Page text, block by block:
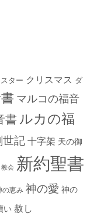
ター クリスマス ダ
マルコの福音
書 ルカの福
世記 十字架 天の御
教会 新約聖書
の恵み 神の愛 神の
い 赦し